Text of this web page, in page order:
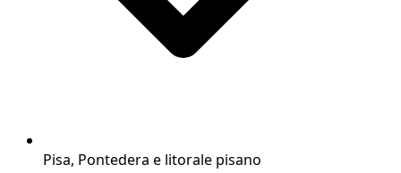
Pisa, Pontedera e litorale pisano